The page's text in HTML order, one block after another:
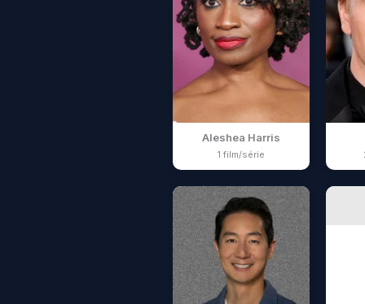
Aleshea Harris
1 film/série